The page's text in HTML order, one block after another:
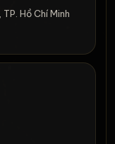
Hồ Chí Minh